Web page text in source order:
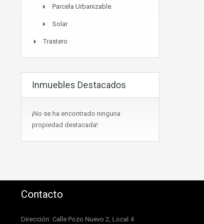
Parcela Urbanizable
Solar
Trastero
Inmuebles Destacados
¡No se ha encontrado ninguna
propiedad destacada!
Contacto
Dirección: Calle Pozo Nuevo 2, Local 4